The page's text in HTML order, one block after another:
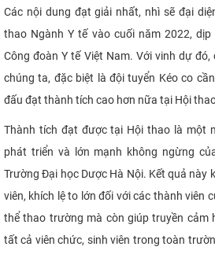
Các nội dung đạt giải nhất, nhì sẽ đại
thao Ngành Y tế vào cuối năm 2022,
Công đoàn Y tế Việt Nam. Với vinh dự
chúng ta, đặc biệt là đội tuyển Kéo co
đấu đạt thành tích cao hơn nữa tại Hội
Thành tích đạt được tại Hội thao là một
phát triển và lớn mạnh không ngừng
Trường Đại học Dược Hà Nội. Kết quả này
viên, khích lệ to lớn đối với các thành viên
thể thao trường mà còn giúp truyền cảm
tất cả viên chức, sinh viên trong toàn